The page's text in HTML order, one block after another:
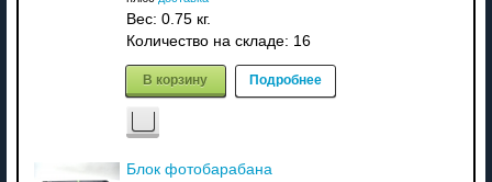
Вес: 0.75 кг.
Количество на складе: 16
В корзину Подробнее
Блок фотобарабана